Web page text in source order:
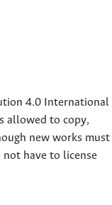
4.0 International
allowed to copy,
new works must
not have to license